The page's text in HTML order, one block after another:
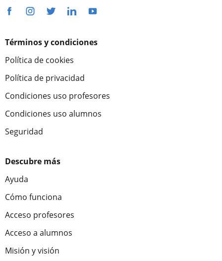
Términos y condiciones
Política de cookies
Política de privacidad
Condiciones uso profesores
Condiciones uso alumnos
Seguridad
Descubre más
Ayuda
Cómo funciona
Acceso profesores
Acceso a alumnos
Misión y visión